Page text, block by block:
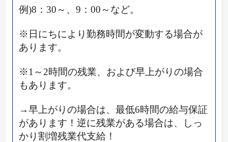
例)8：30～、9：00～など。
※日にちにより勤務時間が変動する場合が
あります。
※1～2時間の残業、および早上がりの場合
もあります。
→早上がりの場合は、最低6時間の給与保証
があります！逆に残業がある場合は、しっ
かり割増残業代支給！